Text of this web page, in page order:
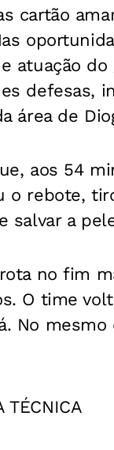
cartão
atuação
defesas,
área de
aos 54
o rebote,
salvar a
no fim
O time
No mesmo
TÉCNICA